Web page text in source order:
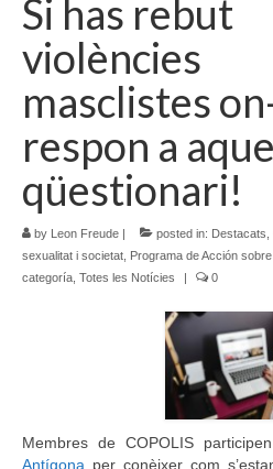
Idioma:
Si has rebut
violències
masclistes
respon a
qüestionari!
by Leon Freude | posted in: Destacats
sexualitat i societat Programa de Acción
categoría Totes les Notícies | 0
Membres de COPOLIS
Antígona per conèixer com